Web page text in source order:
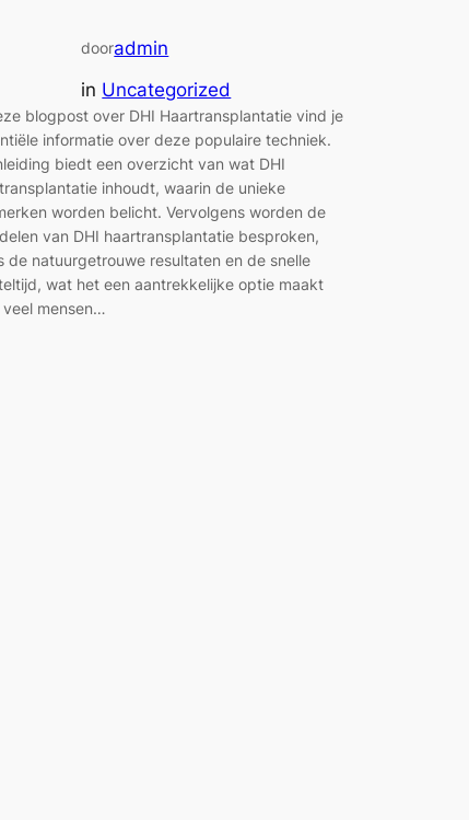
dooradmin
in Uncategorized
blogpost over DHI Haartransplantatie vind je
informatie over deze populaire techniek.
biedt een overzicht van wat DHI
inhoudt, waarin de unieke
worden belicht. Vervolgens worden de
van DHI haartransplantatie besproken,
de natuurgetrouwe resultaten en de snelle
wat het een aantrekkelijke optie maakt
veel mensen…